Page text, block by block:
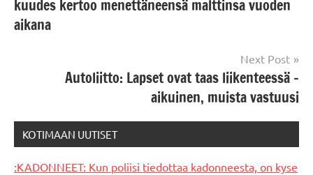
kuudes kertoo menettäneensä malttinsa vuoden
aikana
Next Post
Autoliitto: Lapset ovat taas liikenteessä –
aikuinen, muista vastuusi
KOTIMAAN UUTISET
:KADONNEET: Kun poliisi tiedottaa kadonneesta, on kyse